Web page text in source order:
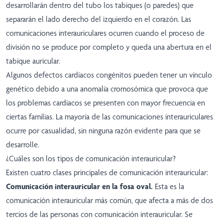
desarrollarán dentro del tubo los tabiques (o paredes) que
separarán el lado derecho del izquierdo en el corazón. Las
comunicaciones interauriculares ocurren cuando el proceso de
división no se produce por completo y queda una abertura en el
tabique auricular.
Algunos defectos cardíacos congénitos pueden tener un vínculo
genético debido a una anomalía cromosómica que provoca que
los problemas cardíacos se presenten con mayor frecuencia en
ciertas familias. La mayoría de las comunicaciones interauriculares
ocurre por casualidad, sin ninguna razón evidente para que se
desarrolle.
¿Cuáles son los tipos de comunicación interauricular?
Existen cuatro clases principales de comunicación interauricular:
Comunicación interauricular en la fosa oval. Esta es la
comunicación interauricular más común, que afecta a más de dos
tercios de las personas con comunicación interauricular. Se